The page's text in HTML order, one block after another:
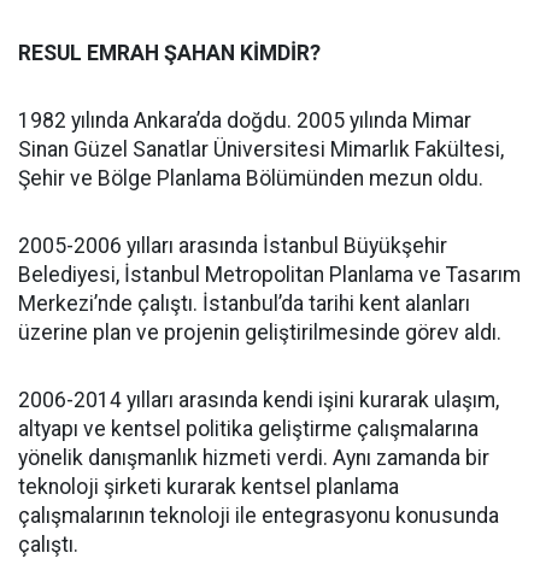
RESUL EMRAH ŞAHAN KİMDİR?
1982 yılında Ankara’da doğdu. 2005 yılında Mimar
Sinan Güzel Sanatlar Üniversitesi Mimarlık Fakültesi,
Şehir ve Bölge Planlama Bölümünden mezun oldu.
2005-2006 yılları arasında İstanbul Büyükşehir
Belediyesi, İstanbul Metropolitan Planlama ve Tasarım
Merkezi’nde çalıştı. İstanbul’da tarihi kent alanları
üzerine plan ve projenin geliştirilmesinde görev aldı.
2006-2014 yılları arasında kendi işini kurarak ulaşım,
altyapı ve kentsel politika geliştirme çalışmalarına
yönelik danışmanlık hizmeti verdi. Aynı zamanda bir
teknoloji şirketi kurarak kentsel planlama
çalışmalarının teknoloji ile entegrasyonu konusunda
çalıştı.